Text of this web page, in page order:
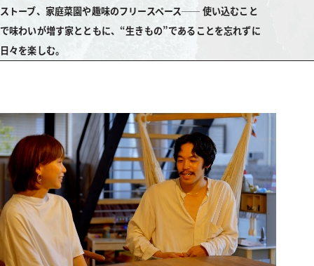
ストーブ、家庭菜園や趣味のフリースペース── 使い込むこと
で味わいが増す家とともに、“生きもの”であることを忘れずに
日々を楽しむ。